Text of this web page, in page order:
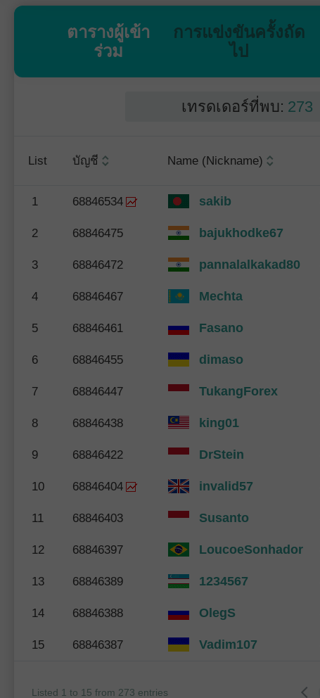
ตารางผู้เข้า
ร่วม
การแข่งขันครั้งถัด
ไป
เทรดเดอร์ที่พบ: 273
List บัญชี Name (Nickname)
1 68846534 sakib
2 68846475 bajukhodke67
3 68846472 pannalalkakad80
4 68846467 Mechta
5 68846461 Fasano
6 68846455 dimaso
7 68846447 TukangForex
8 68846438 king01
9 68846422 DrStein
10 68846404 invalid57
11 68846403 Susanto
12 68846397 LoucoeSonhador
13 68846389 1234567
14 68846388 OlegS
15 68846387 Vadim107
Listed 1 to 15 from 273 entries